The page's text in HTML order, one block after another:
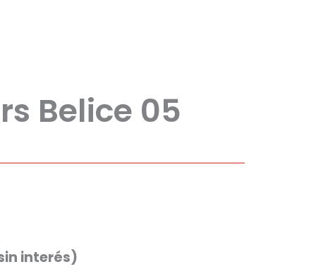
Belice 05
interés)